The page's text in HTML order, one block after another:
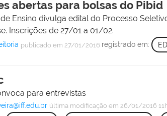
abertas para bolsas do Pibid
Ensino divulga edital do Processo
Inscrições de 27/01 a 01/02.
publicado em 27/01/2016 registrado em:
para entrevistas
última modificação em 26/01/2016